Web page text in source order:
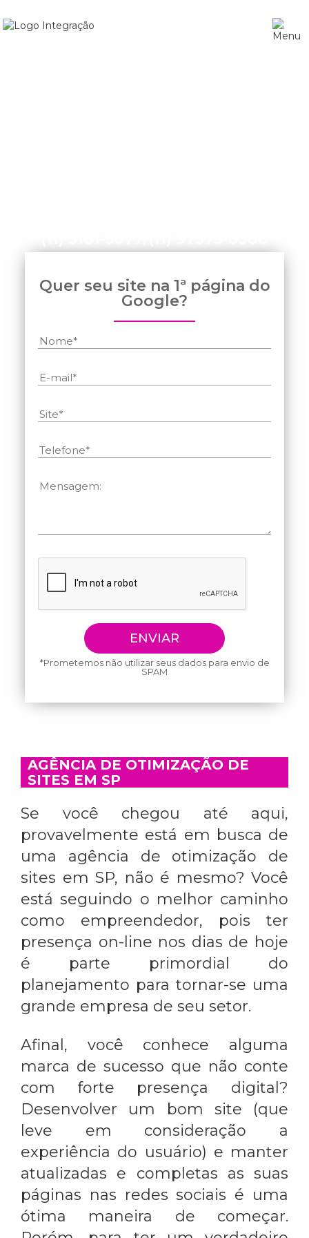
*Prometemos não utilizar seus dados para envio de
SPAM
AGÊNCIA DE OTIMIZAÇÃO DE
SITES EM SP
Se você chegou até aqui,
provavelmente está em busca de
uma agência de otimização de
sites em SP, não é mesmo? Você
está seguindo o melhor caminho
como empreendedor, pois ter
presença on-line nos dias de hoje
é parte primordial do
planejamento para tornar-se uma
grande empresa de seu setor.
Afinal, você conhece alguma
marca de sucesso que não conte
com forte presença digital?
Desenvolver um bom site (que
leve em consideração a
experiência do usuário) e manter
atualizadas e completas as suas
páginas nas redes sociais é uma
ótima maneira de começar.